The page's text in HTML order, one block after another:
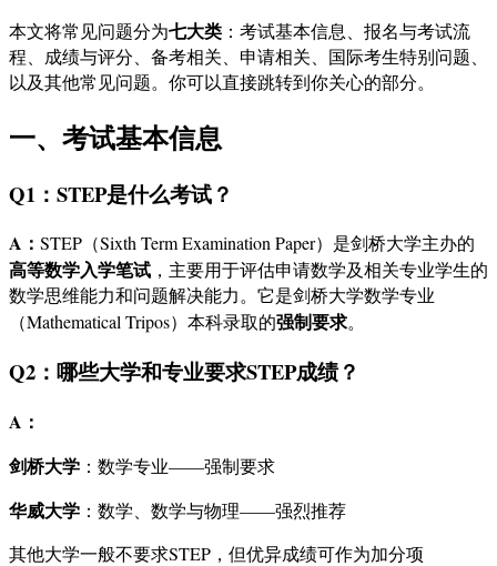
本文将常见问题分为七大类 ：考试基本信息、报名与考试流
程、成绩与评分、备考相关、申请相关、国际考生特别问题、
以及其他常见问题。你可以直接跳转到你关心的部分。
一、考试基本信息
Q1：STEP是什么考试？
A： STEP（Sixth Term Examination Paper）是剑桥大学主办的
高等数学入学笔试 ，主要用于评估申请数学及相关专业学生的
数学思维能力和问题解决能力。它是剑桥大学数学专业
（Mathematical Tripos）本科录取的强制要求。
Q2：哪些大学和专业要求STEP成绩？
A：
剑桥大学 ：数学专业——强制要求
华威大学 ：数学、数学与物理——强烈推荐
其他大学一般不要求STEP，但优异成绩可作为加分项